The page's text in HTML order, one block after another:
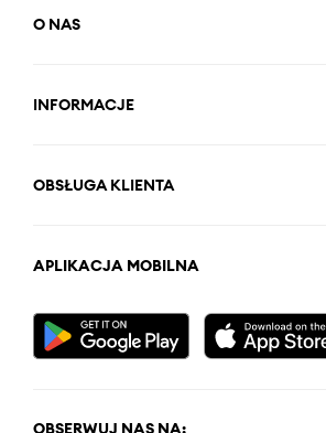
O NAS
INFORMACJE
OBSŁUGA KLIENTA
APLIKACJA MOBILNA
OBSERWUJ NAS NA: